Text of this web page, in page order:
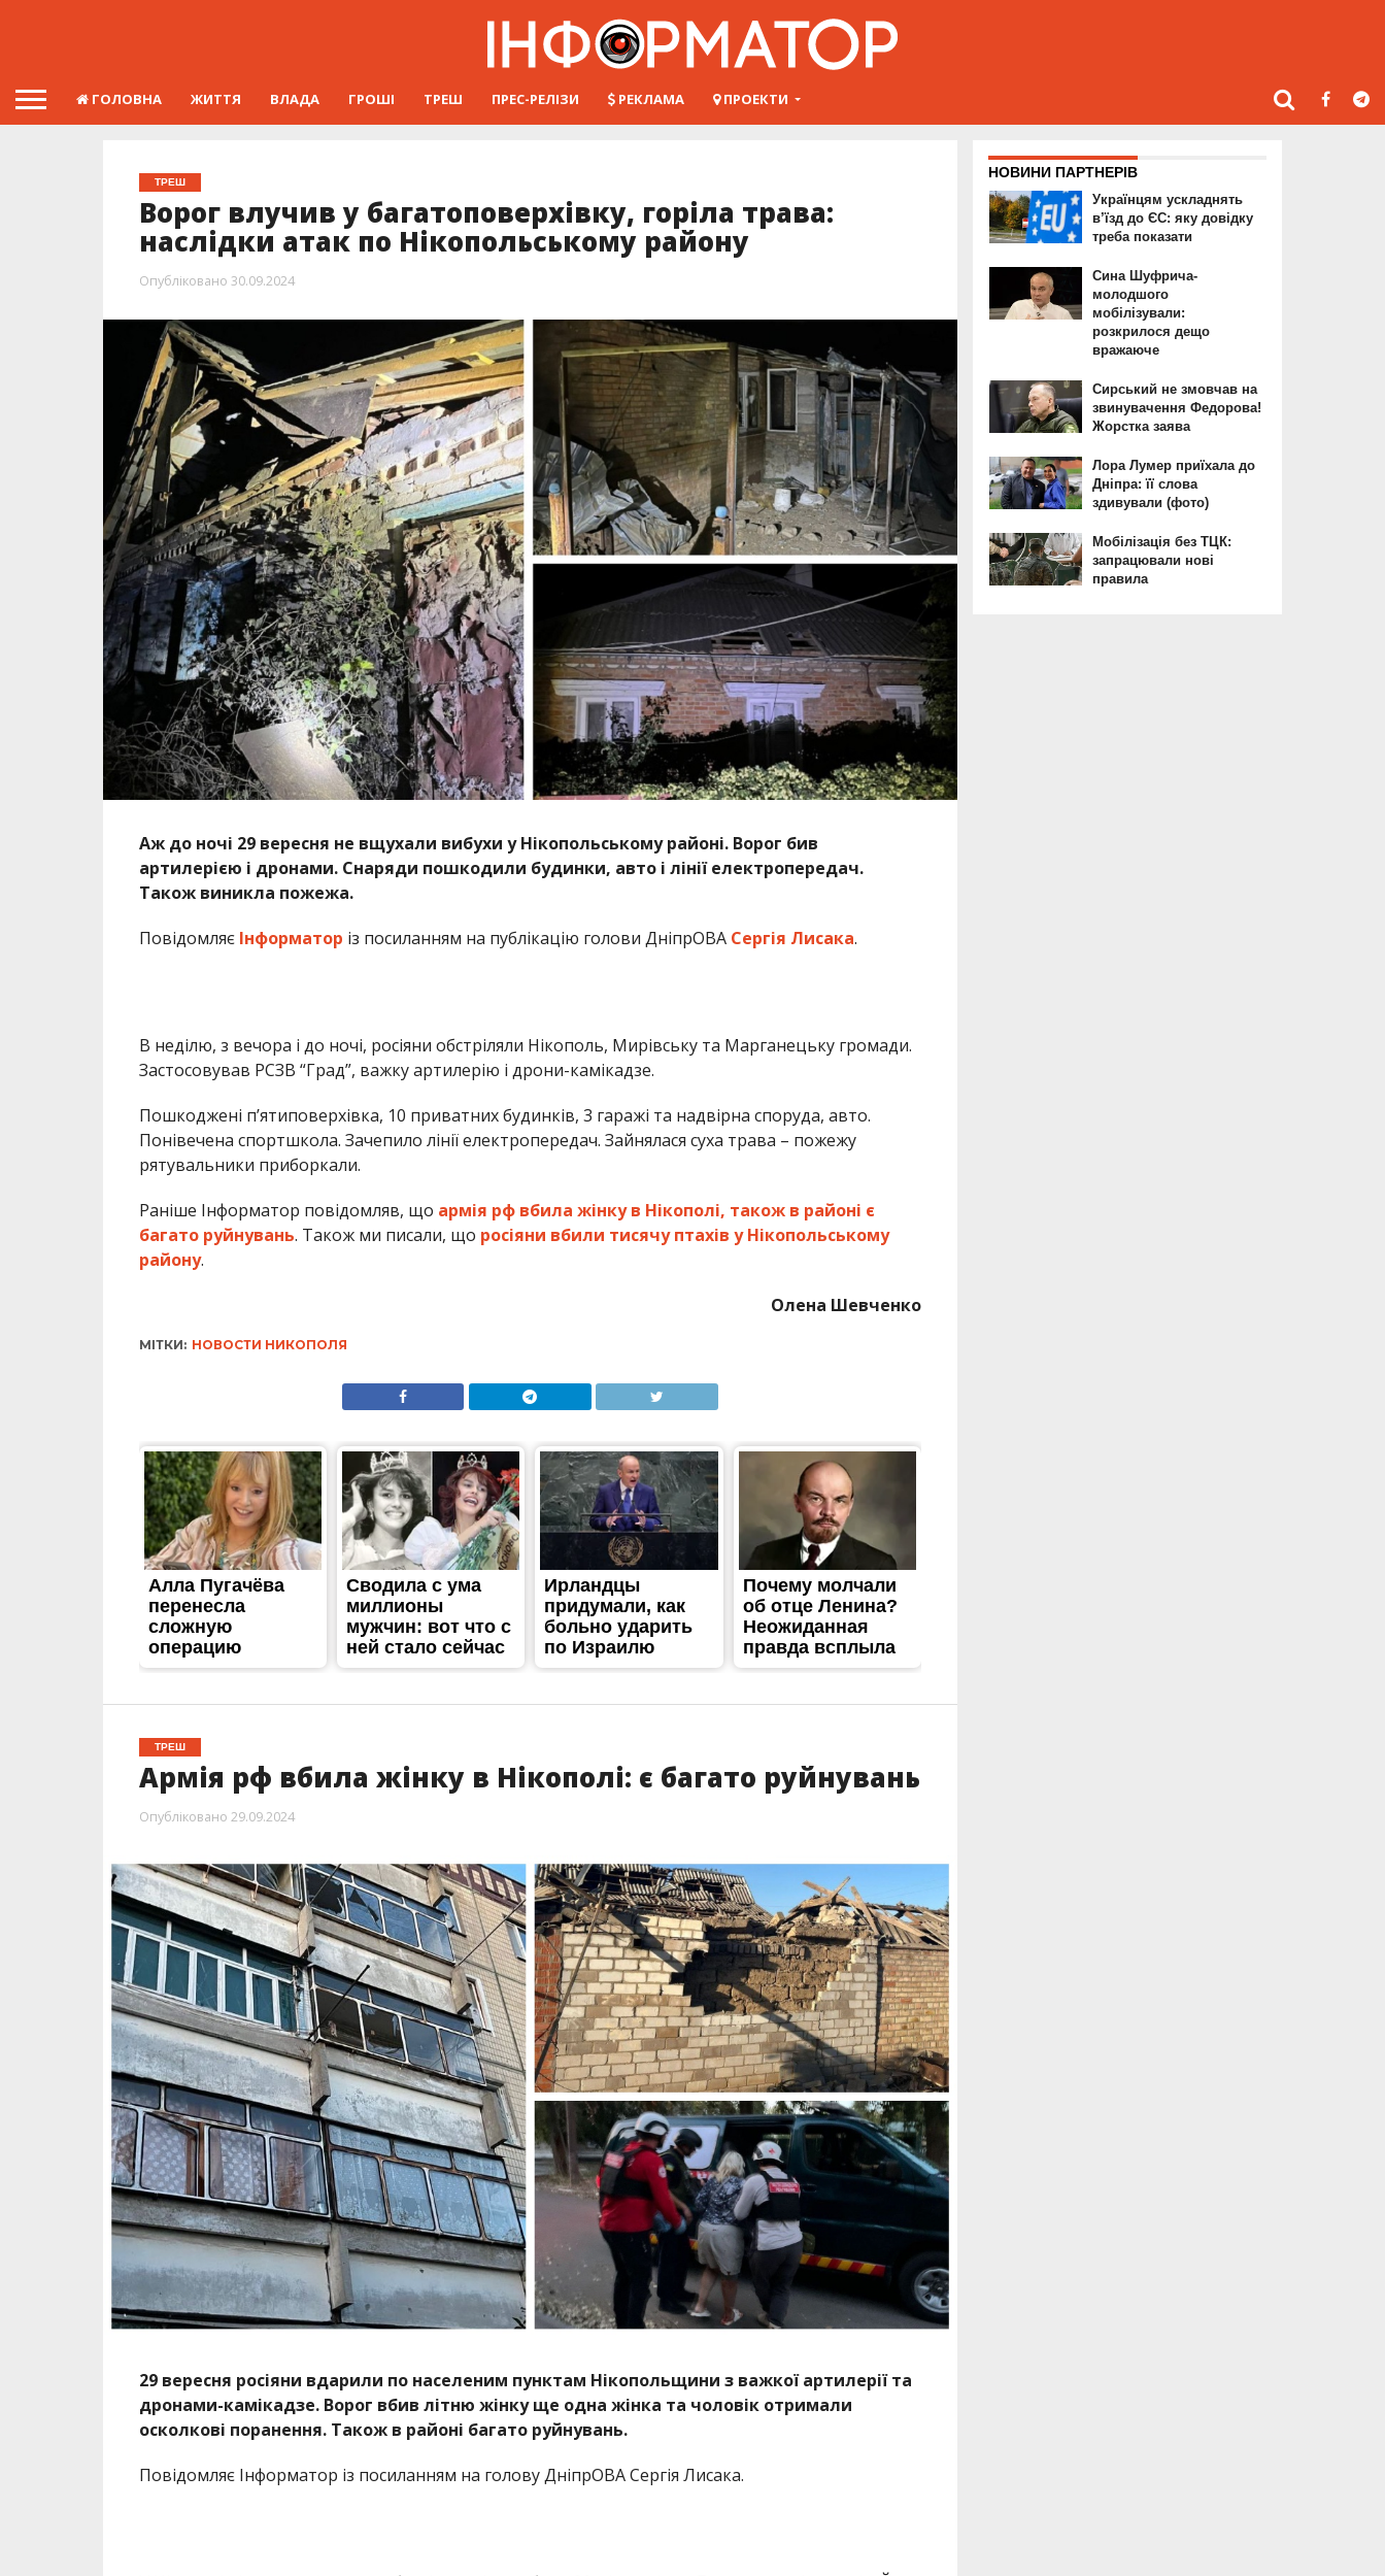
ГОЛОВНА ЖИТТЯ ВЛАДА ГРОШІ ТРЕШ ПРЕС-РЕЛІЗИ РЕКЛАМА ПРОЕКТИ
ТРЕШ
Ворог влучив у багатоповерхівку, горіла трава:
наслідки атак по Нікопольському району
Опубліковано 30.09.2024
Аж до ночі 29 вересня не вщухали вибухи у Нікопольському районі. Ворог бив
артилерією і дронами. Снаряди пошкодили будинки, авто і лінії електропередач.
Також виникла пожежа.
Повідомляє Інформатор із посиланням на публікацію голови ДніпрОВА Сергія Лисака.
В неділю, з вечора і до ночі, росіяни обстріляли Нікополь, Мирівську та Марганецьку громади.
Застосовував РСЗВ “Град”, важку артилерію і дрони-камікадзе.
Пошкоджені п’ятиповерхівка, 10 приватних будинків, 3 гаражі та надвірна споруда, авто.
Понівечена спортшкола. Зачепило лінії електропередач. Зайнялася суха трава – пожежу
рятувальники приборкали.
Раніше Інформатор повідомляв, що армія рф вбила жінку в Нікополі, також в районі є
багато руйнувань. Також ми писали, що росіяни вбили тисячу птахів у Нікопольському
району.
Олена Шевченко
МІТКИ: НОВОСТИ НИКОПОЛЯ
ТРЕШ
Армія рф вбила жінку в Нікополі: є багато руйнувань
Опубліковано 29.09.2024
29 вересня росіяни вдарили по населеним пунктам Нікопольщини з важкої артилерії та
дронами-камікадзе.Ворог вбив літню жінку ще одна жінка та чоловік отримали
осколкові поранення. Також в районі багато руйнувань.
Повідомляє Інформатор із посиланням на голову ДніпрОВА Сергія Лисака.